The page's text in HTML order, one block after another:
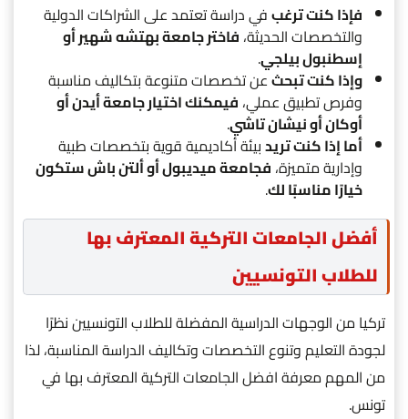
فإذا كنت ترغبفي دراسة تعتمد على الشراكات الدولية
والتخصصات الحديثة، فاختر جامعة بهتشه شهير أو
إسطنبول بيلجي.
وإذا كنت تبحثعن تخصصات متنوعة بتكاليف مناسبة
وفرص تطبيق عملي، فيمكنك اختيار جامعة أيدن أو
أوكان أو نيشان تاشي.
أما إذا كنت تريدبيئة أكاديمية قوية بتخصصات طبية
وإدارية متميزة، فجامعة ميديبول أو ألتن باش ستكون
خيارًا مناسبًا لك.
أفضل الجامعات التركية المعترف بها
للطلاب التونسيين
تركيا من الوجهات الدراسية المفضلة للطلاب التونسيين نظرًا
لجودة التعليم وتنوع التخصصات وتكاليف الدراسة المناسبة، لذا
من المهم معرفة افضل الجامعات التركية المعترف بها في
تونس.